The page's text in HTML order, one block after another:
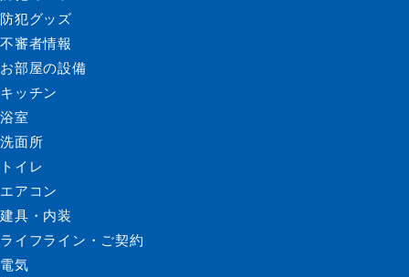
防犯グッズ
不審者情報
お部屋の設備
キッチン
浴室
洗面所
トイレ
エアコン
建具・内装
ライフライン・ご契約
電気